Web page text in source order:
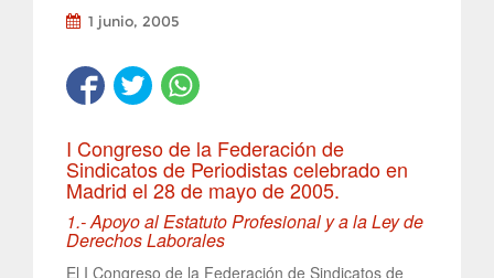
1 junio, 2005
I Congreso de la Federación de
Sindicatos de Periodistas celebrado en
Madrid el 28 de mayo de 2005.
1.- Apoyo al Estatuto Profesional y a la Ley de
Derechos Laborales
El I Congreso de la Federación de Sindicatos de